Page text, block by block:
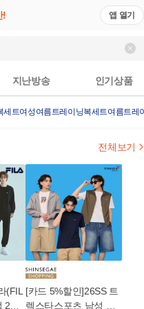
! 앱 열기
지난방송 인기상품
세트여성여름트레이닝복세트여름트레
전체보기
(FIL
세
[카드 5%할인]26SS 트
렉스타스포츠 남성 올